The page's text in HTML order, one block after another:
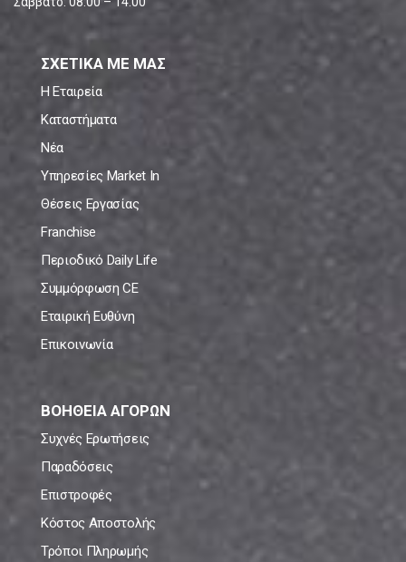
ΣΧΕΤΙΚΑ ΜΕ ΜΑΣ
Η Εταιρεία
Καταστήματα
Νέα
Υπηρεσίες Market In
Θέσεις Εργασίας
Franchise
Περιοδικό Daily Life
Συμμόρφωση CE
Εταιρική Ευθύνη
Επικοινωνία
ΒΟΗΘΕΙΑ ΑΓΟΡΩΝ
Συχνές Ερωτήσεις
Παραδόσεις
Επιστροφές
Κόστος Αποστολής
Τρόποι Πληρωμής